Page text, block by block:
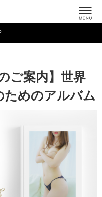
ご案内】世界
ためのアルバム